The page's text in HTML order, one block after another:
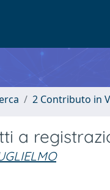
2 Contributo in
a